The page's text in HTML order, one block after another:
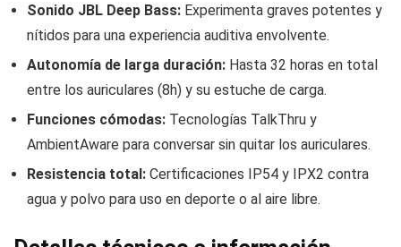
Sonido JBL Deep Bass: Experimenta graves potentes y
nítidos para una experiencia auditiva envolvente.
Autonomía de larga duración: Hasta 32 horas en total
entre los auriculares (8h) y su estuche de carga.
Funciones cómodas: Tecnologías TalkThru y
AmbientAware para conversar sin quitar los auriculares.
Resistencia total: Certificaciones IP54 y IPX2 contra
agua y polvo para uso en deporte o al aire libre.